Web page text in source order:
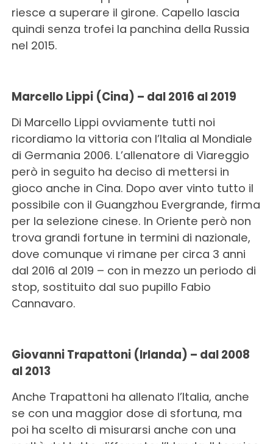
riesce a superare il girone. Capello lascia
quindi senza trofei la panchina della Russia
nel 2015.
Marcello Lippi (Cina) – dal 2016 al 2019
Di Marcello Lippi ovviamente tutti noi
ricordiamo la vittoria con l’Italia al Mondiale
di Germania 2006. L’allenatore di Viareggio
però in seguito ha deciso di mettersi in
gioco anche in Cina. Dopo aver vinto tutto il
possibile con il Guangzhou Evergrande, firma
per la selezione cinese. In Oriente però non
trova grandi fortune in termini di nazionale,
dove comunque vi rimane per circa 3 anni
dal 2016 al 2019 – con in mezzo un periodo di
stop, sostituito dal suo pupillo Fabio
Cannavaro.
Giovanni Trapattoni (Irlanda) – dal 2008
al 2013
Anche Trapattoni ha allenato l’Italia, anche
se con una maggior dose di sfortuna, ma
poi ha scelto di misurarsi anche con una